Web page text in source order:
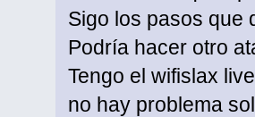
Sigo los pasos que
Podría hacer otro
Tengo el wifislax
no hay problema